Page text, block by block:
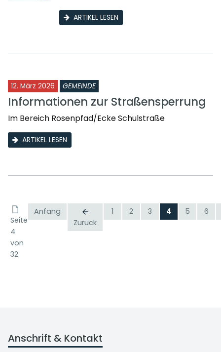
ARTIKEL LESEN
12. März 2026 GEMEINDE
Informationen zur Straßensperrung
Im Bereich Rosenpfad/Ecke Schulstraße
ARTIKEL LESEN
Seite
4
von
32
Anfang
Zurück
1 2 3 4 5 6
Anschrift & Kontakt